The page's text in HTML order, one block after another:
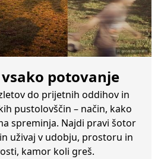
potovanje
do prijetnih oddihov in
pustolovščin – način, kako
spreminja. Najdi pravi šotor
uživaj v udobju, prostoru in
kamor koli greš.